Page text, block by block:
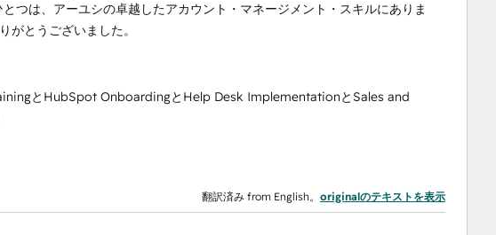
つは、アーユシの卓越したアカウント・マネージメント・スキルにありま
とうございました。
とHubSpot OnboardingとHelp Desk ImplementationとSales and
翻訳済み from English。 originalのテキストを表示